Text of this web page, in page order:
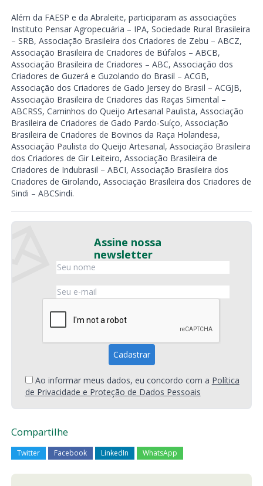
Além da FAESP e da Abraleite, participaram as associações
Instituto Pensar Agropecuária – IPA, Sociedade Rural Brasileira
– SRB, Associação Brasileira dos Criadores de Zebu – ABCZ,
Associação Brasileira de Criadores de Búfalos – ABCB,
Associação Brasileira de Criadores – ABC, Associação dos
Criadores de Guzerá e Guzolando do Brasil – ACGB,
Associação dos Criadores de Gado Jersey do Brasil – ACGJB,
Associação Brasileira de Criadores das Raças Simental –
ABCRSS, Caminhos do Queijo Artesanal Paulista, Associação
Brasileira de Criadores de Gado Pardo-Suíço, Associação
Brasileira de Criadores de Bovinos da Raça Holandesa,
Associação Paulista do Queijo Artesanal, Associação Brasileira
dos Criadores de Gir Leiteiro, Associação Brasileira de
Criadores de Indubrasil – ABCI, Associação Brasileira dos
Criadores de Girolando, Associação Brasileira dos Criadores de
Sindi – ABCSindi.
Assine nossa
newsletter
Ao informar meus dados, eu concordo com a Política
de Privacidade e Proteção de Dados Pessoais
Compartilhe
Twitter Facebook LinkedIn WhatsApp